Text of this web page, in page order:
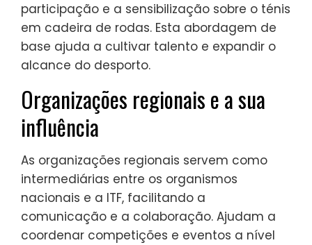
participação e a sensibilização sobre o ténis
em cadeira de rodas. Esta abordagem de
base ajuda a cultivar talento e expandir o
alcance do desporto.
Organizações regionais e a sua
influência
As organizações regionais servem como
intermediárias entre os organismos
nacionais e a ITF, facilitando a
comunicação e a colaboração. Ajudam a
coordenar competições e eventos a nível